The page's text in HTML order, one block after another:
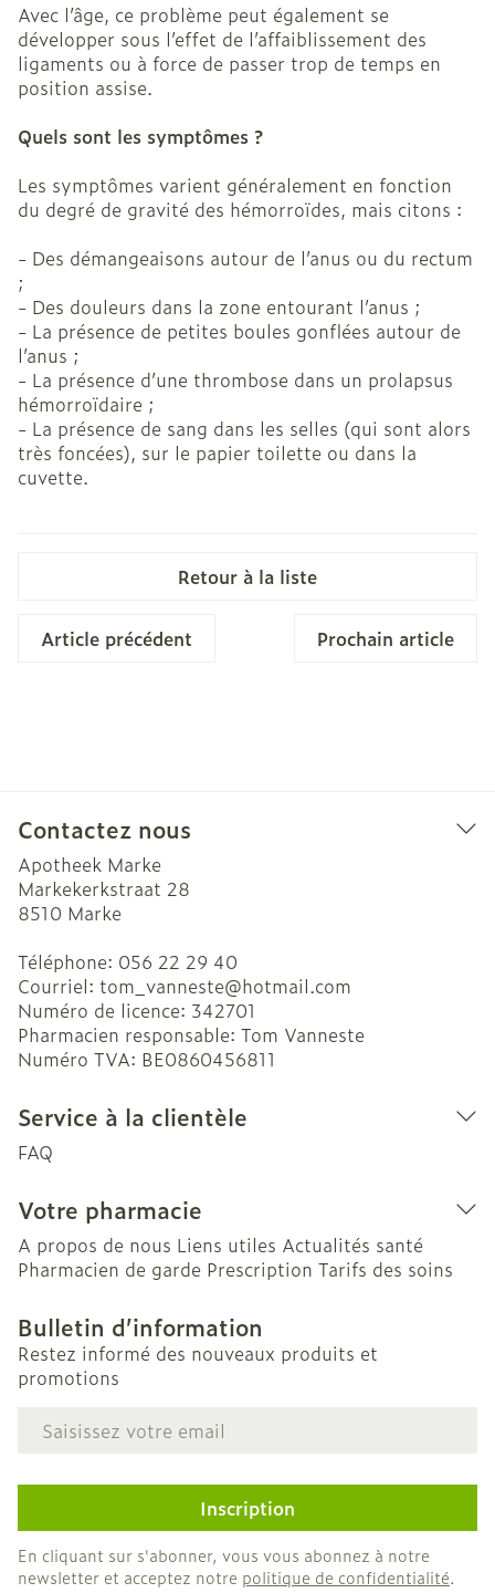
Avec l’âge, ce problème peut également se
développer sous l’effet de l’affaiblissement des
ligaments ou à force de passer trop de temps en
position assise.
Quels sont les symptômes ?
Les symptômes varient généralement en fonction
du degré de gravité des hémorroïdes, mais citons :
- Des démangeaisons autour de l’anus ou du rectum
;
- Des douleurs dans la zone entourant l’anus ;
- La présence de petites boules gonflées autour de
l’anus ;
- La présence d’une thrombose dans un prolapsus
hémorroïdaire ;
- La présence de sang dans les selles (qui sont alors
très foncées), sur le papier toilette ou dans la
cuvette.
Retour à la liste
Article précédent Prochain article
Contactez nous
Apotheek Marke
Markekerkstraat 28
8510 Marke
Téléphone: 056 22 29 40
Courriel: tom_vanneste@hotmail.com
Numéro de licence: 342701
Pharmacien responsable: Tom Vanneste
Numéro TVA: BE0860456811
Service à la clientèle
FAQ
Votre pharmacie
A propos de nous Liens utiles Actualités santé
Pharmacien de garde Prescription Tarifs des soins
Bulletin d’information
Restez informé des nouveaux produits et
promotions
Adresse mail
Inscription
En cliquant sur s'abonner, vous vous abonnez à notre
newsletter et acceptez notre politique de confidentialité.